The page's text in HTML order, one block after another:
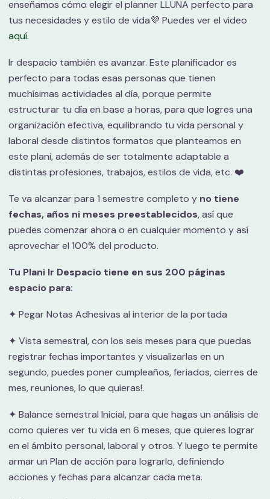
enseñamos cómo elegir el planner LLUNA perfecto para
tus necesidades y estilo de vida💜 Puedes ver el video
aquí.
Ir despacio también es avanzar. Este planificador es
perfecto para todas esas personas que tienen
muchísimas actividades al día, porque permite
estructurar tu día en base a horas, para que logres una
organización efectiva, equilibrando tu vida personal y
laboral desde distintos formatos que planteamos en
este plani, además de ser totalmente adaptable a
distintas profesiones, trabajos, estilos de vida, etc. ❤️
Te va alcanzar para 1 semestre completo y no tiene
fechas, años ni meses preestablecidos, así que
puedes comenzar ahora o en cualquier momento y así
aprovechar el 100% del producto.
Tu Plani Ir Despacio tiene en sus 200 páginas
espacio para:
✦ Pegar Notas Adhesivas al interior de la portada
✦ Vista semestral, con los seis meses para que puedas
registrar fechas importantes y visualizarlas en un
segundo, puedes poner cumpleaños, feriados, cierres de
mes, reuniones, lo que quieras!.
✦ Balance semestral Inicial, para que hagas un análisis de
como quieres ver tu vida en 6 meses, que quieres lograr
en el ámbito personal, laboral y otros. Y luego te permite
armar un Plan de acción para lograrlo, definiendo
acciones y fechas para alcanzar cada meta.